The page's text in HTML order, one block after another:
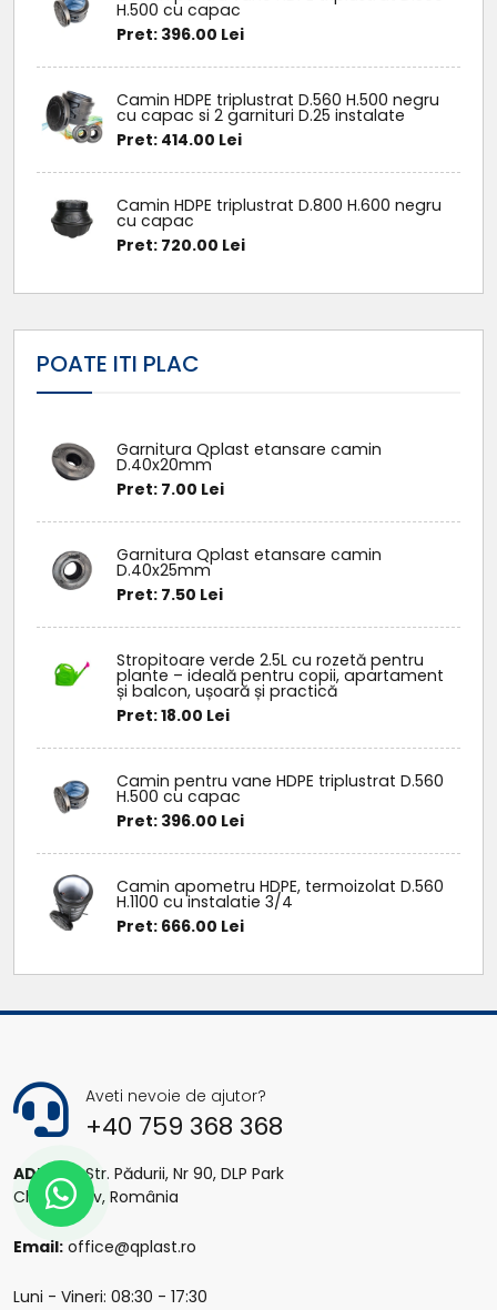
H.500 cu capac
Pret: 396.00 Lei
Camin HDPE triplustrat D.560 H.500 negru
cu capac si 2 garnituri D.25 instalate
Pret: 414.00 Lei
Camin HDPE triplustrat D.800 H.600 negru
cu capac
Pret: 720.00 Lei
POATE ITI PLAC
Garnitura Qplast etansare camin
D.40x20mm
Pret: 7.00 Lei
Garnitura Qplast etansare camin
D.40x25mm
Pret: 7.50 Lei
Stropitoare verde 2.5L cu rozetă pentru
plante – ideală pentru copii, apartament
și balcon, ușoară și practică
Pret: 18.00 Lei
Camin pentru vane HDPE triplustrat D.560
H.500 cu capac
Pret: 396.00 Lei
Camin apometru HDPE, termoizolat D.560
H.1100 cu instalatie 3/4
Pret: 666.00 Lei
Aveti nevoie de ajutor?
+40 759 368 368
ADRESA:Str. Pădurii, Nr 90, DLP Park
Chitila, Ilfov, România
Email: office@qplast.ro
Luni - Vineri: 08:30 - 17:30